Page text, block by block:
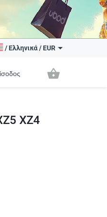
/ Ελληνικά/ EUR
shopping_basket
XZ4